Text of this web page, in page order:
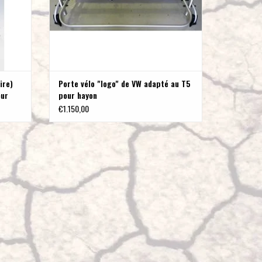
. Grâce aux ressort à gaz , que vous pouvez rajouter
malgré le poids supplémentaire.
Porte vélo "logo" de VW adapté au T5
pour hayon
€1.150,00